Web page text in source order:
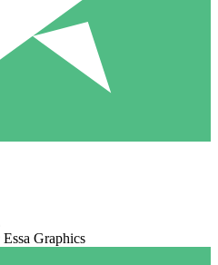
Essa Graphics